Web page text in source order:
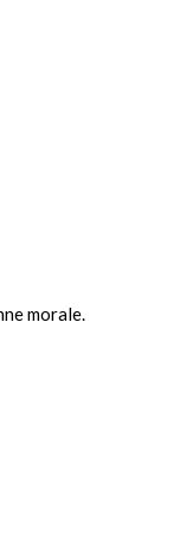
morale.